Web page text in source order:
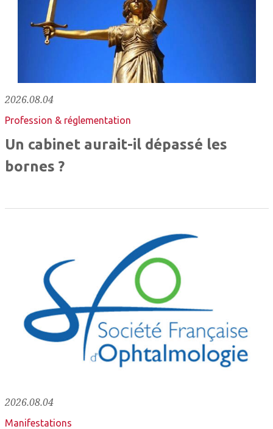
2026.08.04
Profession & réglementation
Un cabinet aurait-il dépassé les
bornes ?
2026.08.04
Manifestations